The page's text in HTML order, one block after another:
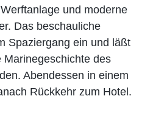
und moderne
Das beschauliche
Spaziergang ein und läßt
des
Abendessen in einem
Rückkehr zum Hotel.